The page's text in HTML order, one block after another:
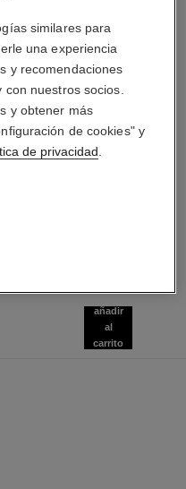
les beiges base de maquillaje
Efecto Saludable Natural
añadir
al
carrito
similares para
una experiencia
y recomendaciones
nuestros socios.
y obtener más
de cookies" y
de privacidad